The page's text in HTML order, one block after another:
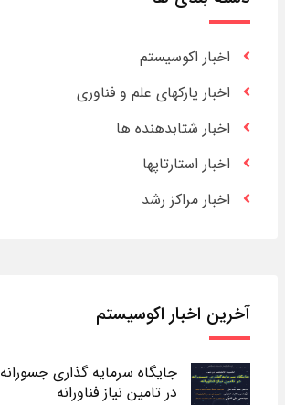
اخبار اکوسیستم
اخبار پارکهای علم و فناوری
اخبار شتابدهنده ها
اخبار استارتاپها
اخبار مراکز رشد
آخرین اخبار اکوسیستم
جایگاه سرمایه گذاری جسورانه
در تامین نیاز فناورانه